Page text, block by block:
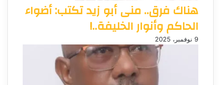
هناك فرق.. منى أبو زيد تكتب: أضواء
الحاكم وأنوار الخليفة..!
9 نوفمبر، 2025